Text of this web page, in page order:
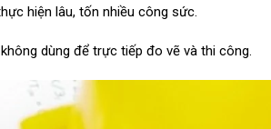
hiện lâu, tốn nhiều công sức.
dùng để trực tiếp đo vẽ và thi công.